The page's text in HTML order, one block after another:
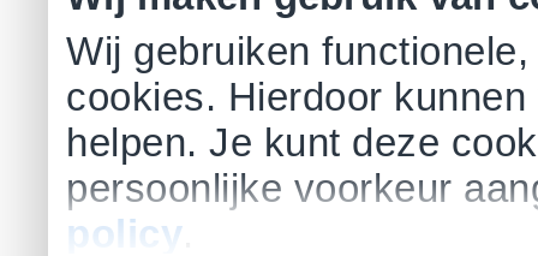
Wij gebruiken
cookies. Hierdoor
helpen. Je kunt deze
persoonlijke voorkeur
policy